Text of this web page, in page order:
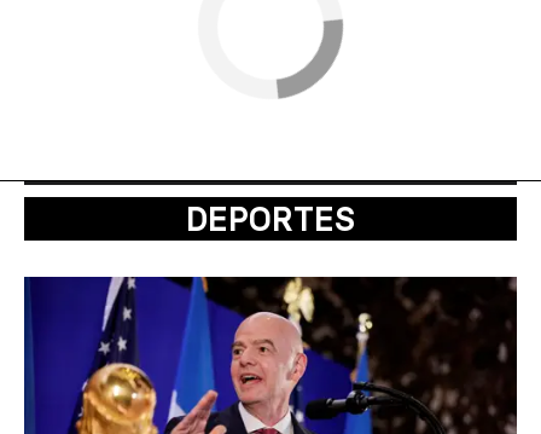
DEPORTES